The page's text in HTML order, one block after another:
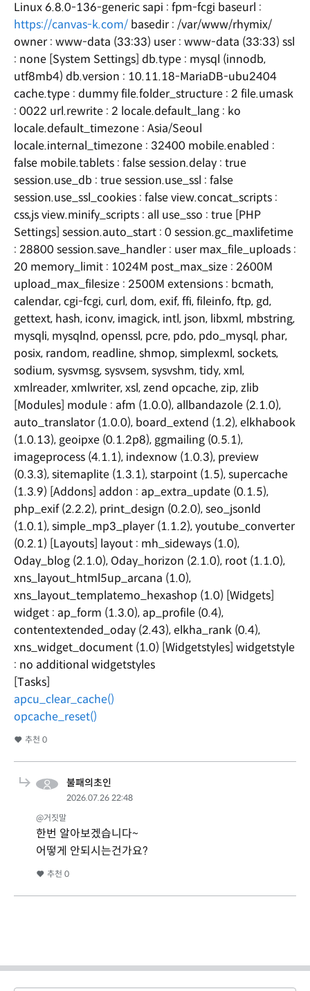
Linux 6.8.0-136-generic sapi : fpm-fcgi baseurl :
https://canvas-k.com/ basedir : /var/www/rhymix/
owner : www-data (33:33) user : www-data (33:33) ssl
: none [System Settings] db.type : mysql (innodb,
utf8mb4) db.version : 10.11.18-MariaDB-ubu2404
cache.type : dummy file.folder_structure : 2 file.umask
: 0022 url.rewrite : 2 locale.default_lang : ko
locale.default_timezone : Asia/Seoul
locale.internal_timezone : 32400 mobile.enabled :
false mobile.tablets : false session.delay : true
session.use_db : true session.use_ssl : false
session.use_ssl_cookies : false view.concat_scripts :
css,js view.minify_scripts : all use_sso : true [PHP
Settings] session.auto_start : 0 session.gc_maxlifetime
: 28800 session.save_handler : user max_file_uploads :
20 memory_limit : 1024M post_max_size : 2600M
upload_max_filesize : 2500M extensions : bcmath,
calendar, cgi-fcgi, curl, dom, exif, ffi, fileinfo, ftp, gd,
gettext, hash, iconv, imagick, intl, json, libxml, mbstring,
mysqli, mysqlnd, openssl, pcre, pdo, pdo_mysql, phar,
posix, random, readline, shmop, simplexml, sockets,
sodium, sysvmsg, sysvsem, sysvshm, tidy, xml,
xmlreader, xmlwriter, xsl, zend opcache, zip, zlib
[Modules] module : afm (1.0.0), allbandazole (2.1.0),
auto_translator (1.0.0), board_extend (1.2), elkhabook
(1.0.13), geoipxe (0.1.2p8), ggmailing (0.5.1),
imageprocess (4.1.1), indexnow (1.0.3), preview
(0.3.3), sitemaplite (1.3.1), starpoint (1.5), supercache
(1.3.9) [Addons] addon : ap_extra_update (0.1.5),
php_exif (2.2.2), print_design (0.2.0), seo_jsonld
(1.0.1), simple_mp3_player (1.1.2), youtube_converter
(0.2.1) [Layouts] layout : mh_sideways (1.0),
Oday_blog (2.1.0), Oday_horizon (2.1.0), root (1.1.0),
xns_layout_html5up_arcana (1.0),
xns_layout_templatemo_hexashop (1.0) [Widgets]
widget : ap_form (1.3.0), ap_profile (0.4),
contentextended_oday (2.43), elkha_rank (0.4),
xns_widget_document (1.0) [Widgetstyles] widgetstyle
: no additional widgetstyles
[Tasks]
apcu_clear_cache()
opcache_reset()
추천 0
불패의초인
2026.07.26 22:48
@거짓말
한번 알아보겠습니다~
어떻게 안되시는건가요?
추천 0